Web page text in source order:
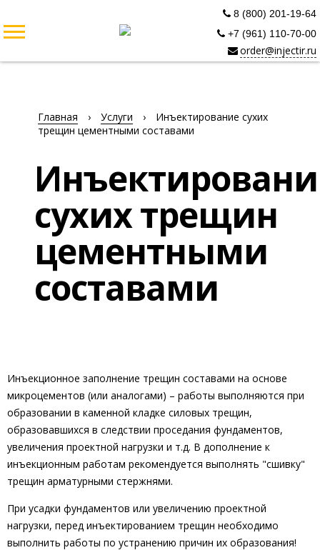
8 (800) 201-19-64
+7 (961) 110-70-00
order@injectir.ru
Главная › Услуги ›
Инъектирование сухих
трещин цементными составами
сухих трещин
цементными
составами
Инъекционное заполнение трещин составами на основе
микроцементов (или аналогами) – работы выполняются при
образовании в каменной кладке силовых трещин,
образовавшихся в следствии проседания фундаментов,
увеличения проектной нагрузки и т.д. В дополнение к
инъекционным работам рекомендуется выполнять "сшивку"
трещин арматурными стержнями.
При усадки фундаментов или увеличению проектной
нагрузки, перед инъектированием трещин необходимо
выполнить работы по устранению причин их образования!